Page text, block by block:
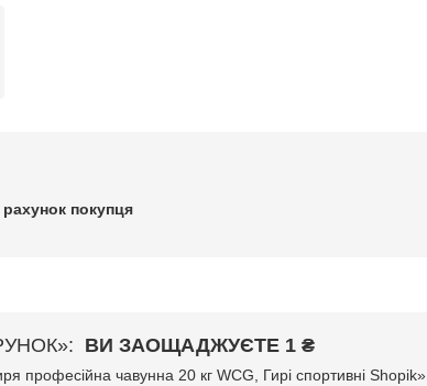
рахунок покупця
ВИ ЗАОЩАДЖУЄТЕ 1 ₴
професійна чавунна 20 кг WCG, Гирі спортивні Shopik»